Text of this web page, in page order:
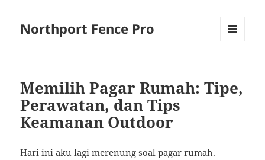
Northport Fence Pro
Memilih Pagar Rumah: Tipe,
Perawatan, dan Tips
Keamanan Outdoor
Hari ini aku lagi merenung soal pagar rumah.